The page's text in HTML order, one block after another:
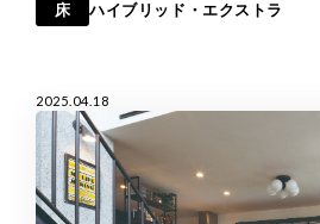
床 ハイブリッド・エクストラ
2025.04.18